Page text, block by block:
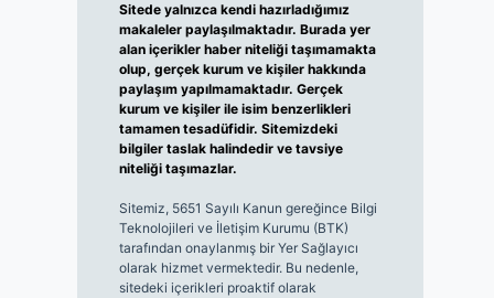
Sitede yalnızca kendi hazırladığımız
makaleler paylaşılmaktadır. Burada yer
alan içerikler haber niteliği taşımamakta
olup, gerçek kurum ve kişiler hakkında
paylaşım yapılmamaktadır. Gerçek
kurum ve kişiler ile isim benzerlikleri
tamamen tesadüfidir. Sitemizdeki
bilgiler taslak halindedir ve tavsiye
niteliği taşımazlar.
Sitemiz, 5651 Sayılı Kanun gereğince Bilgi
Teknolojileri ve İletişim Kurumu (BTK)
tarafından onaylanmış bir Yer Sağlayıcı
olarak hizmet vermektedir. Bu nedenle,
sitedeki içerikleri proaktif olarak